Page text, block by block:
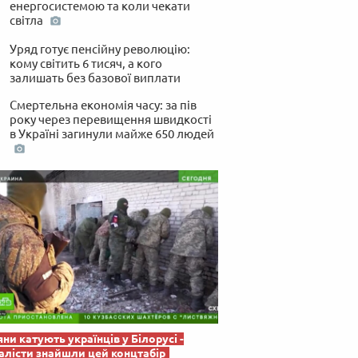
енергосистемою та коли чекати
світла
Уряд готує пенсійну революцію:
кому світить 6 тисяч, а кого
залишать без базової виплати
Смертельна економія часу: за пів
року через перевищення швидкості
в Україні загинули майже 650 людей
катують українців у Білорусі -
знайшли цей концтабір